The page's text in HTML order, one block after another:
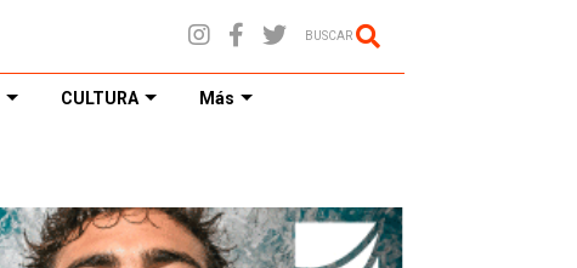
BUSCAR
CULTURA Más